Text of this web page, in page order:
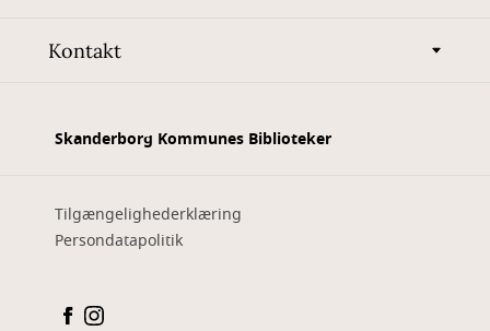
Kontakt
Skanderborg Kommunes Biblioteker
Tilgængelighederklæring
Persondatapolitik